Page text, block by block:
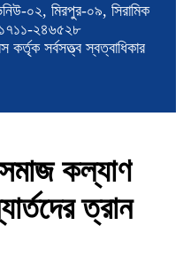
০২, মিরপুর-০৯, সিরামিক
২৪৬৫২৮
সর্বসত্ত্ব স্বত্বাধিকার
কল্যাণ
ত্রান